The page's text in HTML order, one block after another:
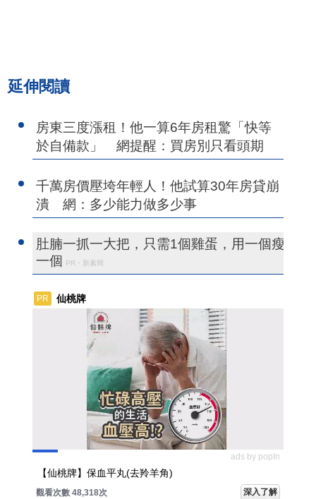
延伸閱讀
房東三度漲租！他一算6年房租驚「快等
於自備款」 網提醒：買房別只看頭期
千萬房價壓垮年輕人！他試算30年房貸崩
潰 網：多少能力做多少事
肚腩一抓一大把，只需1個雞蛋，用一個瘦
一個
PR・新素簡
PR 仙桃牌
ads by popIn
【仙桃牌】保血平丸(去羚羊角)
觀看次數 48,318次 深入了解